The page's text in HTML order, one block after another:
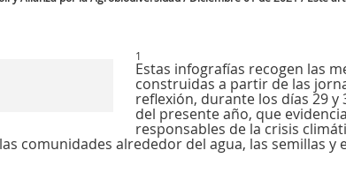
1
Estas infografías recogen las
construidas a partir de las
reflexión, durante los días 29 y
del presente año, que
responsables de la crisis
comunidades alrededor del agua, las semillas y